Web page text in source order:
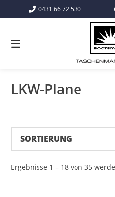
0431 66 72 530
LKW-Plane
Ergebnisse 1 – 18 von 35